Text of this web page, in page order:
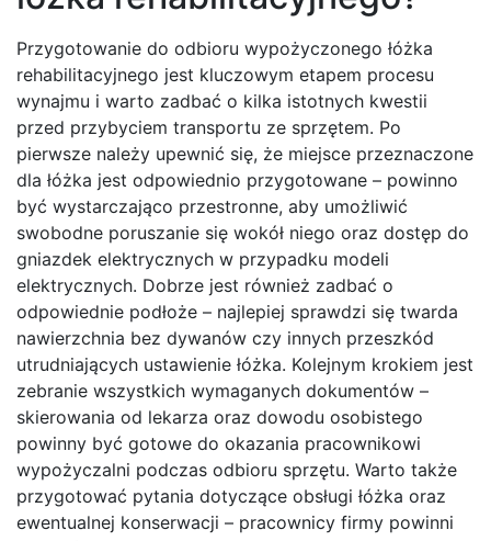
Przygotowanie do odbioru wypożyczonego łóżka
rehabilitacyjnego jest kluczowym etapem procesu
wynajmu i warto zadbać o kilka istotnych kwestii
przed przybyciem transportu ze sprzętem. Po
pierwsze należy upewnić się, że miejsce przeznaczone
dla łóżka jest odpowiednio przygotowane – powinno
być wystarczająco przestronne, aby umożliwić
swobodne poruszanie się wokół niego oraz dostęp do
gniazdek elektrycznych w przypadku modeli
elektrycznych. Dobrze jest również zadbać o
odpowiednie podłoże – najlepiej sprawdzi się twarda
nawierzchnia bez dywanów czy innych przeszkód
utrudniających ustawienie łóżka. Kolejnym krokiem jest
zebranie wszystkich wymaganych dokumentów –
skierowania od lekarza oraz dowodu osobistego
powinny być gotowe do okazania pracownikowi
wypożyczalni podczas odbioru sprzętu. Warto także
przygotować pytania dotyczące obsługi łóżka oraz
ewentualnej konserwacji – pracownicy firmy powinni